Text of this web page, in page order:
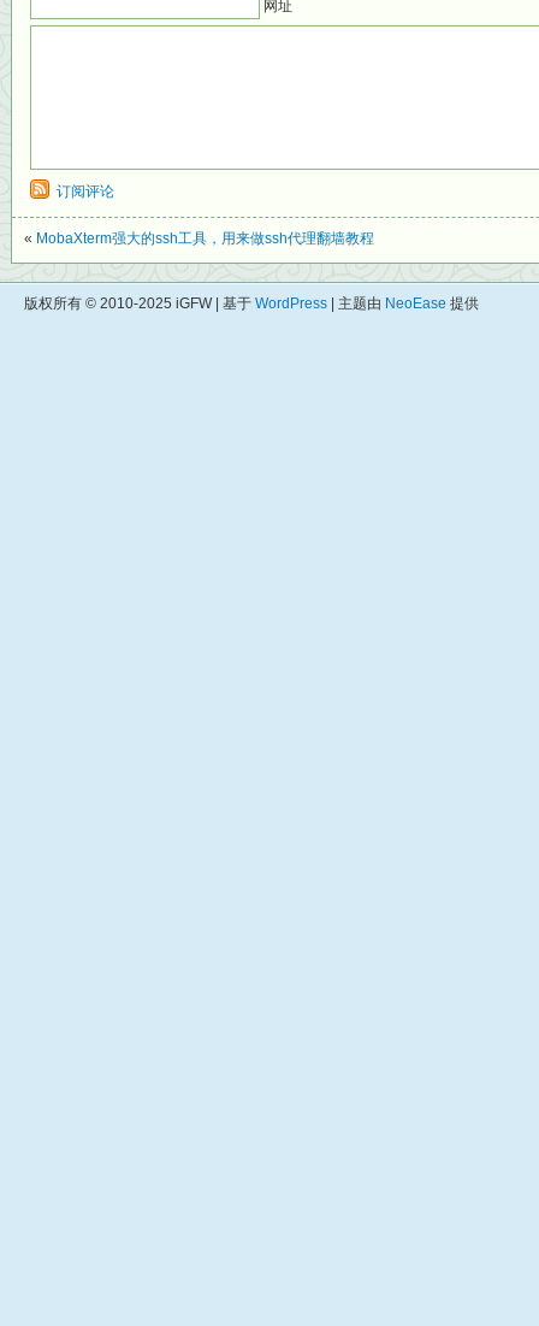
网址
订阅评论
« MobaXterm强大的ssh工具，用来做ssh代理翻墙教程
版权所有 © 2010-2025 iGFW | 基于 WordPress | 主题由 NeoEase 提供